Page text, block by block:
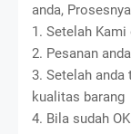
anda,
1. Setelah Kami
2. Pesanan
3. Setelah
kualitas barang
4. Bila sudah